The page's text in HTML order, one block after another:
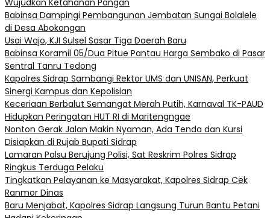
Wujudkan Ketahanan Pangan
Babinsa Dampingi Pembangunan Jembatan Sungai Bolalele
di Desa Abokongan
Usai Wajo, KJI Sulsel Sasar Tiga Daerah Baru
Babinsa Koramil 05/Dua Pitue Pantau Harga Sembako di Pasar
Sentral Tanru Tedong
Kapolres Sidrap Sambangi Rektor UMS dan UNISAN, Perkuat
Sinergi Kampus dan Kepolisian
Keceriaan Berbalut Semangat Merah Putih, Karnaval TK-PAUD
Hidupkan Peringatan HUT RI di Maritengngae
Nonton Gerak Jalan Makin Nyaman, Ada Tenda dan Kursi
Disiapkan di Rujab Bupati Sidrap
Lamaran Palsu Berujung Polisi, Sat Reskrim Polres Sidrap
Ringkus Terduga Pelaku
Tingkatkan Pelayanan ke Masyarakat, Kapolres Sidrap Cek
Ranmor Dinas
Baru Menjabat, Kapolres Sidrap Langsung Turun Bantu Petani